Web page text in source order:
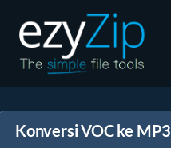
Ekstrak
Konversi VOC ke MP3